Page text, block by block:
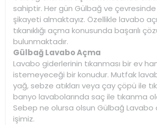
sahiptir. Her gün Gülbağ ve çevresinde
şikayeti almaktayız. Özellikle lavabo
tıkanıklığı açma konusunda başarılı
bulunmaktadır.
Gülbağ Lavabo Açma
Lavabo giderlerinin tıkanması bir ev
istemeyeceği bir konudur. Mutfak
yağ, sebze atıkları veya çay çöpü ile
banyo lavabolarında saç ile tıkanma
Sebep ne olursa olsun Gülbağ
işimiz.